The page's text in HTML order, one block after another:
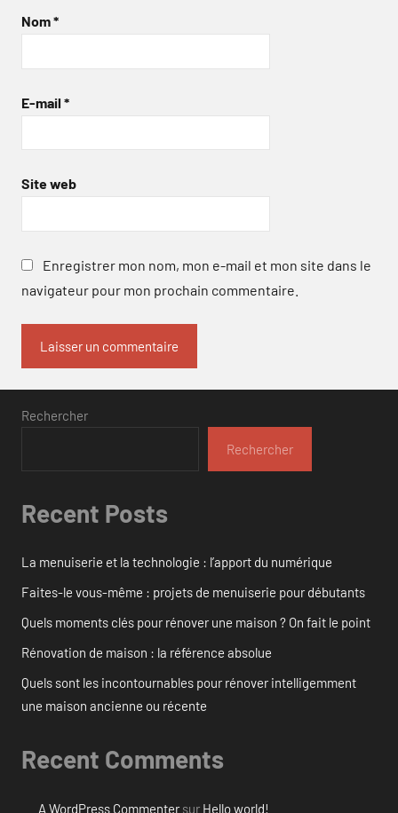
Nom*
E-mail *
Site web
Enregistrer mon nom, mon e-mail et mon site dans le
navigateur pour mon prochain commentaire.
Rechercher
Rechercher
Recent Posts
La menuiserie et la technologie : l’apport du numérique
Faites-le vous-même : projets de menuiserie pour débutants
Quels moments clés pour rénover une maison ? On fait le point
Rénovation de maison : la référence absolue
Quels sont les incontournables pour rénover intelligemment
une maison ancienne ou récente
Recent Comments
A WordPress Commentersur Hello world!